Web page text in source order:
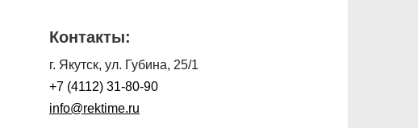
Контакты:
г. Якутск, ул. Губина, 25/1
+7 (4112) 31-80-90
info@rektime.ru